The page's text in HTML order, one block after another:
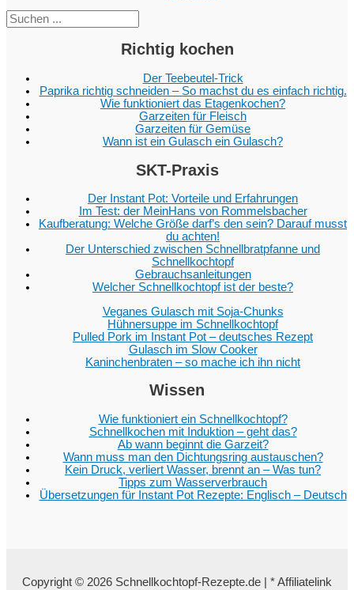
Richtig kochen
Der Teebeutel-Trick
Paprika richtig schneiden – So machst du es einfach richtig.
Wie funktioniert das Etagenkochen?
Garzeiten für Fleisch
Garzeiten für Gemüse
Wann ist ein Gulasch ein Gulasch?
SKT-Praxis
Der Instant Pot: Vorteile und Erfahrungen
Im Test: der MeinHans von Rommelsbacher
Kaufberatung: Welche Größe darf’s den sein? Darauf musst
du achten!
Der Unterschied zwischen Schnellbratpfanne und
Schnellkochtopf
Gebrauchsanleitungen
Welcher Schnellkochtopf ist der beste?
Veganes Gulasch mit Soja-Chunks
Hühnersuppe im Schnellkochtopf
Pulled Pork im Instant Pot – deutsches Rezept
Gulasch im Slow Cooker
Kaninchenbraten – so mache ich ihn nicht
Wissen
Wie funktioniert ein Schnellkochtopf?
Schnellkochen mit Induktion – geht das?
Ab wann beginnt die Garzeit?
Wann muss man den Dichtungsring austauschen?
Kein Druck, verliert Wasser, brennt an – Was tun?
Tipps zum Wasserverbrauch
Übersetzungen für Instant Pot Rezepte: Englisch – Deutsch
Copyright © 2026 Schnellkochtopf-Rezepte.de | * Affiliatelink